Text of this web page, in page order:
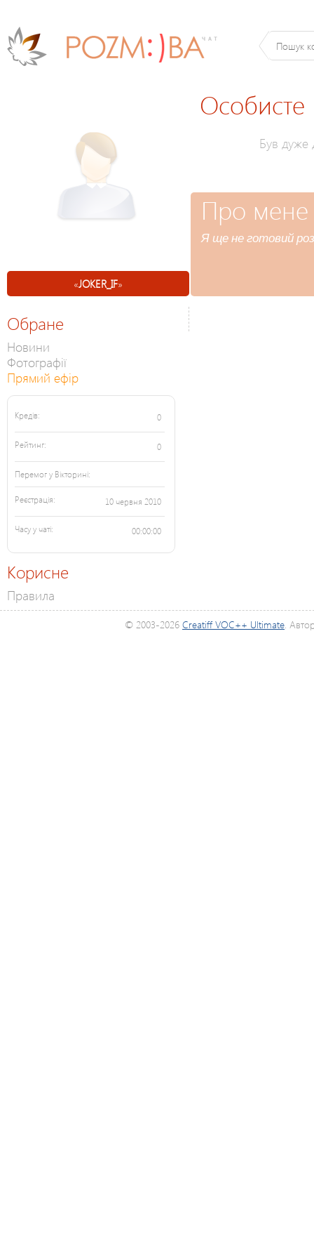
«JOKER_IF»
Особисте
Був дуже
Про мене
Я ще не готовий
Обране
Новини
Фотографії
Прямий ефір
Кредів: 0
Рейтинг: 0
Перемог у Вікторині:
Реєстрація: 10 червня 2010
Часу у чаті: 00:00:00
Корисне
Правила
© 2003-2026 Creatiff VOC++ Ultimate.